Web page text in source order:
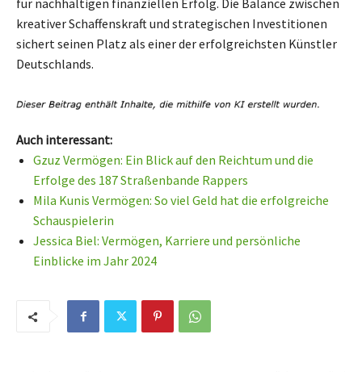
kreativer Schaffenskraft und strategischen Investitionen
sichert seinen Platz als einer der erfolgreichsten Künstler
Deutschlands.
Auch interessant:
Gzuz Vermögen: Ein Blick auf den Reichtum und die
Erfolge des 187 Straßenbande Rappers
Mila Kunis Vermögen: So viel Geld hat die erfolgreiche
Schauspielerin
Jessica Biel: Vermögen, Karriere und persönliche
Einblicke im Jahr 2024